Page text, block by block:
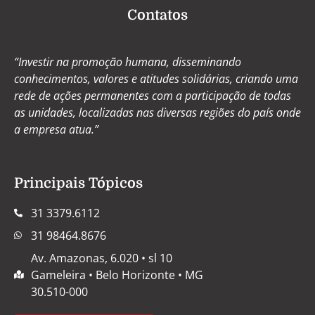
Contatos
“Investir na promoção humana, disseminando
conhecimentos, valores e atitudes solidárias, criando uma
rede de ações permanentes com a participação de todas
as unidades, localizadas nas diversas regiões do país onde
a empresa atua.”
Principais Tópicos
31 3379.6112
31 98464.8676
Av. Amazonas, 6.020 • sl 10
Gameleira • Belo Horizonte • MG
30.510-000